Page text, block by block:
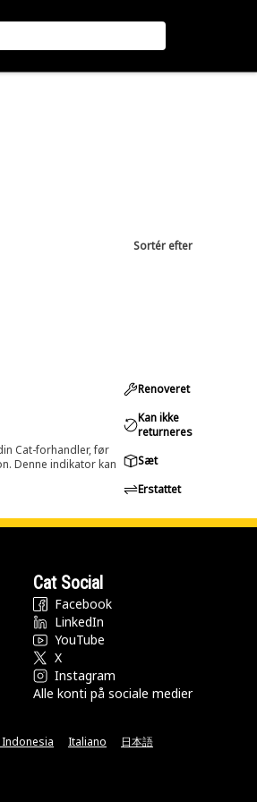
Sortér efter
Cat-forhandler, før
Denne indikator kan
Renoveret
Kan ikke
returneres
Sæt
Erstattet
Cat Social
Facebook
LinkedIn
YouTube
X
Instagram
Alle konti på sociale medier
Italiano 日本語